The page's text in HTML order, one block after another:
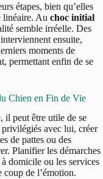
étapes, bien qu’elles
linéaire. Au choc initial
semble irréelle. Des
ensuite,
moments de
permettant enfin de se
Chien en Fin de Vie
il peut être utile de se
privilégiés avec lui, créer
de pattes ou des
Planifier les démarches
domicile ou les services
coup de l’émotion.